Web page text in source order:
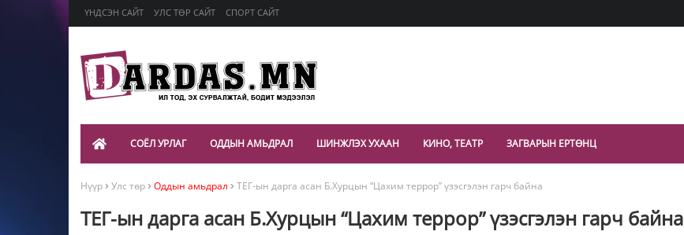
ҮНДСЭН САЙТ УЛС ТӨР САЙТ СПОРТ САЙТ
СОЁЛ УРЛАГ ОДДЫН АМЬДРАЛ ШИНЖЛЭХ УХААН КИНО, ТЕАТР ЗАГВАРЫН ЕРТӨНЦ
Нүүр Улс төр Оддын амьдрал ТЕГ-ын дарга асан Б.Хурцын “Цахим террор” үзэсгэлэн гарч байна
ТЕГ-ын дарга асан Б.Хурцын “Цахим террор” үзэсгэлэн гарч байна